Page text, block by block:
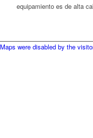
equipamiento es de alta
Maps were disabled by the